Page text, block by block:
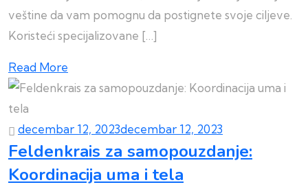
veštine da vam pomognu da postignete svoje ciljeve.
Koristeći specijalizovane […]
Read More
decembar 12, 2023decembar 12, 2023
Feldenkrais za samopouzdanje:
Koordinacija uma i tela